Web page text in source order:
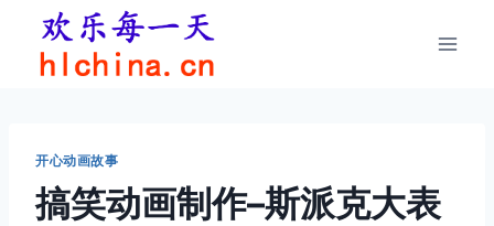
开心动画故事
搞笑动画制作–斯派克大表